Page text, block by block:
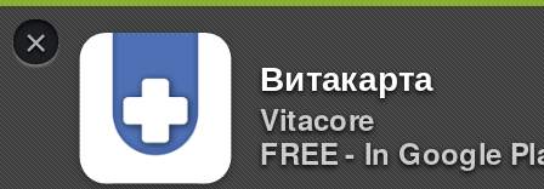
×
Витакарта
Vitacore
FREE - In Google